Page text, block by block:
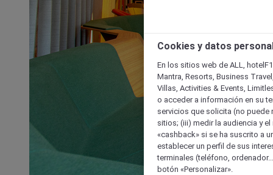
Cookies y datos
En los sitios web de ALL,
Mantra, Resorts, Business
Villas, Activities & Events,
o acceder a información en su
servicios que solicita (no puede
sitios; (iii) medir la audiencia y
«cashback» si se ha suscrito a
establecer un perfil de sus
terminales (teléfono,
botón «Personalizar».